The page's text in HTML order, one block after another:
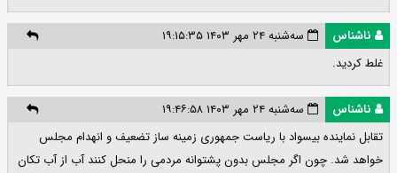
ناشناس
سه‌شنبه ۲۴ مهر ۱۴۰۳ ۱۹:۱۵:۳۵
غلط کردید.
ناشناس
سه‌شنبه ۲۴ مهر ۱۴۰۳ ۱۹:۴۶:۵۸
تقابل نماینده بیسواد با ریاست جمهوری زمینه ساز تضعیف و انهدام مجلس
خواهد شد. چون اگر مجلس بدون پشتوانه مردمی را منحل کنند آب از آب تکان